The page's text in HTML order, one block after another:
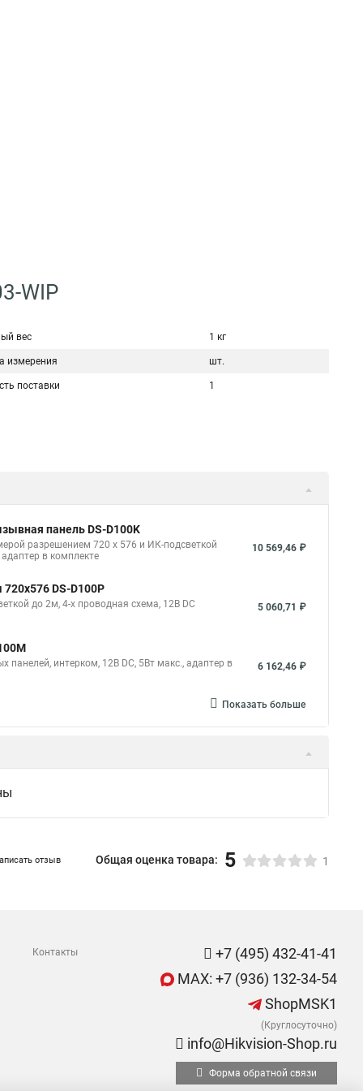
WIP
вес 1 кг
измерения шт.
поставки 1
панель DS-D100K
разрешением 720 х 576 и ИК-подсветкой
в комплекте
10 569,46 ₽
DS-D100P
до 2м, 4-х проводная схема, 12В DC
5 060,71 ₽
интерком, 12В DC, 5Вт макс., адаптер в
6 162,46 ₽
Показать больше
отзыв Общая оценка товара: 5 1
Контакты
+7 (495) 432-41-41
MAX: +7 (936) 132-34-54
ShopMSK1
(Круглосуточно)
info@Hikvision-Shop.ru
Форма обратной связи